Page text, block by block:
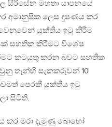
සිරිසේන මහතා යාපනයේ
අමානුෂික ලෙස දුෂණය කර
යුක්තිය ඉටු කිරීම
සහතික කිරීමට විශේෂ
කටයුතු කරන බවට සහතික
තැන්හි සැකකරුවන් 10
පෙරකී යුක්තිය ඉටු
සිටිති.
කර මරා දැමුණු බොහෝ